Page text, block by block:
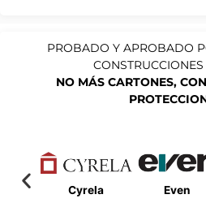
PROBADO Y APROBADO
NO MÁS CARTONES,
Cyrela Even